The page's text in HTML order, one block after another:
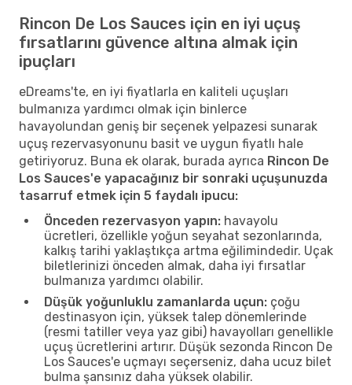
Rincon De Los Sauces için en iyi uçuş
fırsatlarını güvence altına almak için
ipuçları
eDreams'te, en iyi fiyatlarla en kaliteli uçuşları
bulmanıza yardımcı olmak için binlerce
havayolundan geniş bir seçenek yelpazesi sunarak
uçuş rezervasyonunu basit ve uygun fiyatlı hale
getiriyoruz. Buna ek olarak, burada ayrıca Rincon De
Los Sauces'e yapacağınız bir sonraki uçuşunuzda
tasarruf etmek için 5 faydalı ipucu:
Önceden rezervasyon yapın: havayolu
ücretleri, özellikle yoğun seyahat sezonlarında,
kalkış tarihi yaklaştıkça artma eğilimindedir. Uçak
biletlerinizi önceden almak, daha iyi fırsatlar
bulmanıza yardımcı olabilir.
Düşük yoğunluklu zamanlarda uçun: çoğu
destinasyon için, yüksek talep dönemlerinde
(resmi tatiller veya yaz gibi) havayolları genellikle
uçuş ücretlerini artırır. Düşük sezonda Rincon De
Los Sauces'e uçmayı seçerseniz, daha ucuz bilet
bulma şansınız daha yüksek olabilir.